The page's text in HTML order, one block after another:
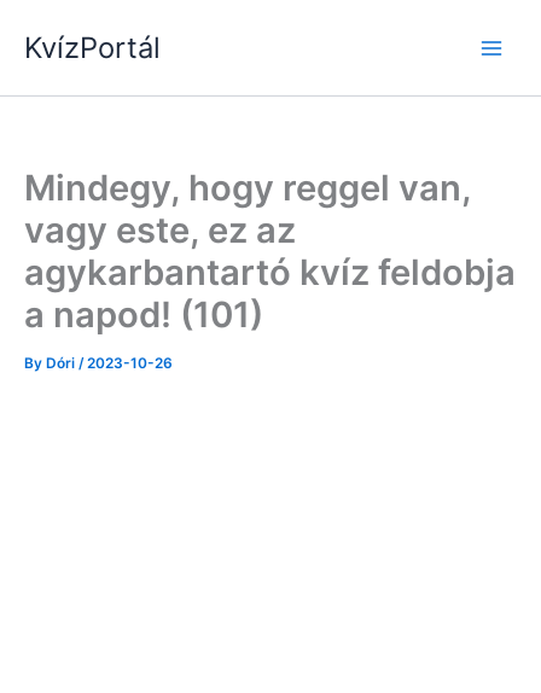
KvízPortál
Mindegy, hogy reggel van,
vagy este, ez az
agykarbantartó kvíz feldobja
a napod! (101)
By Dóri /2023-10-26